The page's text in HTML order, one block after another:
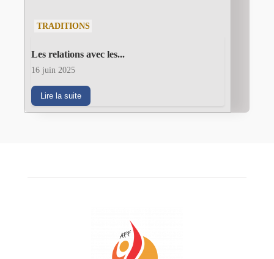
TRADITIONS
Les relations avec les...
16 juin 2025
Lire la suite